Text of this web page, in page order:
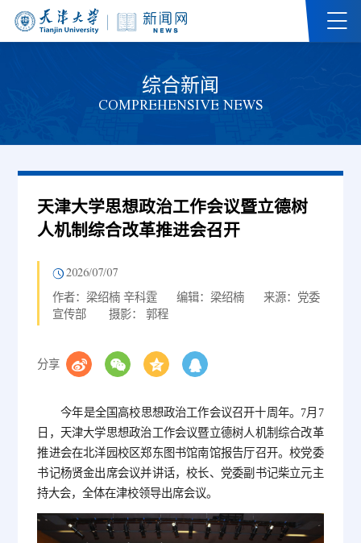
综合新闻
COMPREHENSIVE NEWS
天津大学思想政治工作会议暨立德树
人机制综合改革推进会召开
2026/07/07
作者：梁绍楠 辛科霆 编辑：梁绍楠
来源：党委
宣传部
摄影： 郭程
分享
今年是全国高校思想政治工作会议召开十周年。7月7
日，天津大学思想政治工作会议暨立德树人机制综合改革
推进会在北洋园校区郑东图书馆南馆报告厅召开。校党委
书记杨贤金出席会议并讲话，校长、党委副书记柴立元主
持大会，全体在津校领导出席会议。